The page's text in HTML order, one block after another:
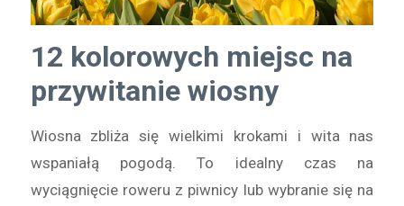
12 kolorowych miejsc na
przywitanie wiosny
Wiosna zbliża się wielkimi krokami i wita nas
wspaniałą pogodą. To idealny czas na
wyciągnięcie roweru z piwnicy lub wybranie się na